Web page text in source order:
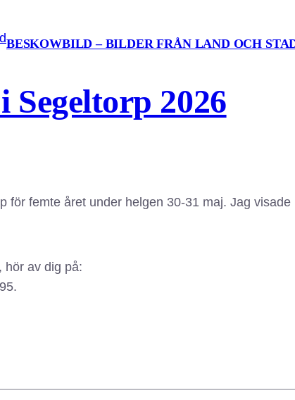
BESKOWBILD – BILDER FRÅN LAND OCH
2026
för femte året under helgen 30-31 maj. Jag
hör av dig på: